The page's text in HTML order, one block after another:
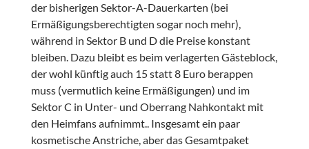
der bisherigen Sektor-A-Dauerkarten (bei
Ermäßigungsberechtigten sogar noch mehr),
während in Sektor B und D die Preise konstant
bleiben. Dazu bleibt es beim verlagerten Gästeblock,
der wohl künftig auch 15 statt 8 Euro berappen
muss (vermutlich keine Ermäßigungen) und im
Sektor C in Unter- und Oberrang Nahkontakt mit
den Heimfans aufnimmt.. Insgesamt ein paar
kosmetische Anstriche, aber das Gesamtpaket